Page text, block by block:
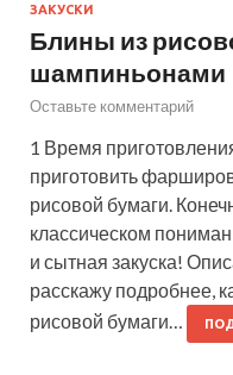
ЗАКУСКИ
Блины из
шампиньонами
Оставьте комментарий
1 Время
приготовить
рисовой бумаги.
классическом
и сытная закуска!
расскажу подробнее,
рисовой бумаги…